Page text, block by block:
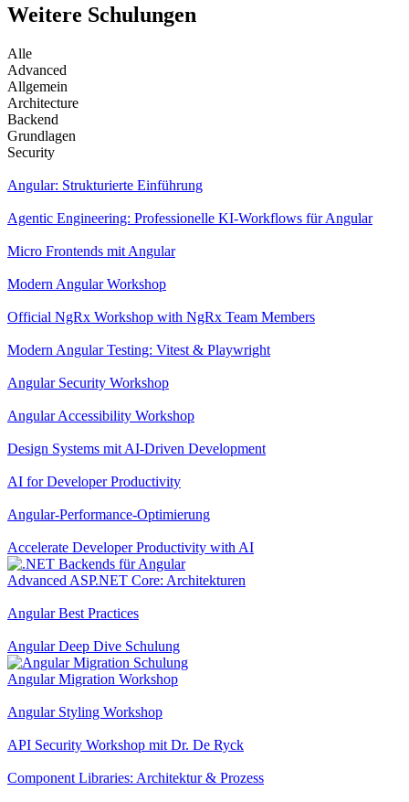
Weitere Schulungen
Alle
Advanced
Allgemein
Architecture
Backend
Grundlagen
Security
Angular: Strukturierte Einführung
Agentic Engineering: Professionelle KI-Workflows für Angular
Micro Frontends mit Angular
Modern Angular Workshop
Official NgRx Workshop with NgRx Team Members
Modern Angular Testing: Vitest & Playwright
Angular Security Workshop
Angular Accessibility Workshop
Design Systems mit AI-Driven Development
AI for Developer Productivity
Angular-Performance-Optimierung
Accelerate Developer Productivity with AI
Advanced ASP.NET Core: Architekturen
Angular Best Practices
Angular Deep Dive Schulung
Angular Migration Workshop
Angular Styling Workshop
API Security Workshop mit Dr. De Ryck
Component Libraries: Architektur & Prozess